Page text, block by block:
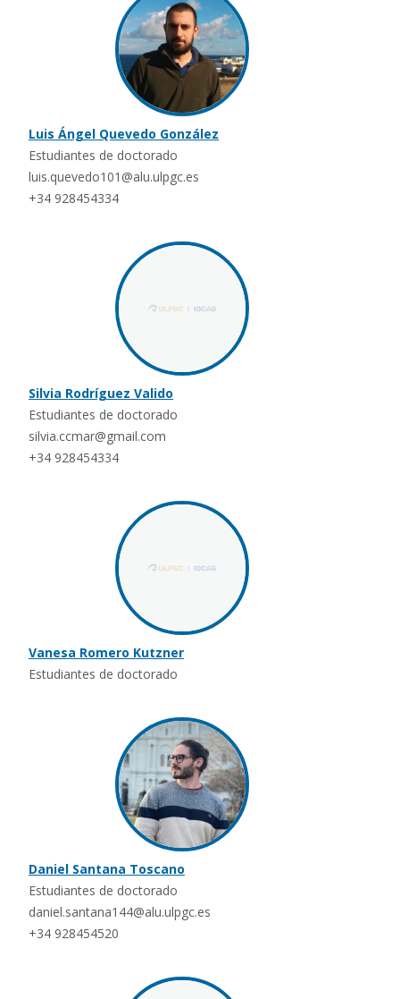
Luis Ángel Quevedo González
Estudiantes de doctorado
luis.quevedo101@alu.ulpgc.es
+34 928454334
Silvia Rodríguez Valido
Estudiantes de doctorado
silvia.ccmar@gmail.com
+34 928454334
Vanesa Romero Kutzner
Estudiantes de doctorado
Daniel Santana Toscano
Estudiantes de doctorado
daniel.santana144@alu.ulpgc.es
+34 928454520